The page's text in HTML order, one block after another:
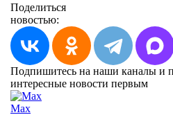
Поделиться
новостью:
Подпишитесь на наши каналы и
интересные новости первым
Max